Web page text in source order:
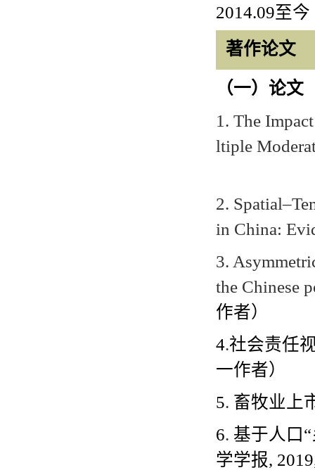
2014.09至
著作论文
（一）论文
1. The
ltiple
2.
in China:
3.
the Chinese
作者）
4.社会责任
一作者）
5. 畜牧业上
6. 基于人口 “
学学报,